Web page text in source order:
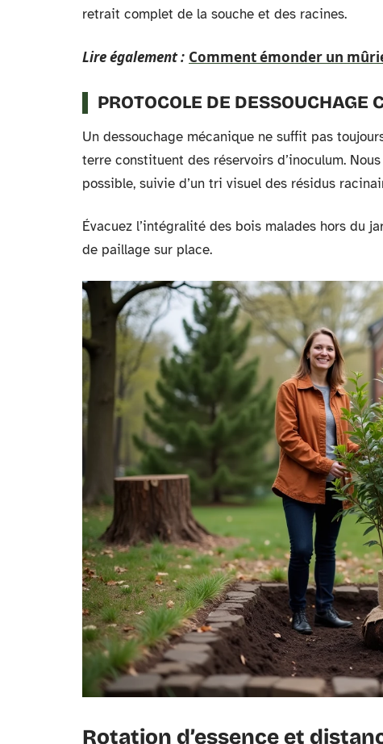
retrait complet de la souche et des racines.
Lire également : Comment émonder un
PROTOCOLE DE DESSOUCHAGE
Un dessouchage mécanique ne suffit pas
terre constituent des réservoirs d’inoculum.
possible, suivie d’un tri visuel des résidus
Évacuez l’intégralité des bois malades hors du
de paillage sur place.
Rotation d’essence et